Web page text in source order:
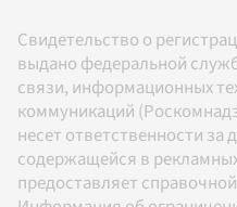
Свидетельство о
выдано федеральной
связи, информационных
коммуникаций
несет ответственности
содержащейся в
предоставляет